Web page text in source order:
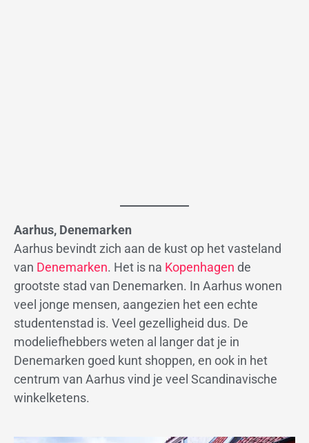
Aarhus, Denemarken
Aarhus bevindt zich aan de kust op het vasteland
van Denemarken. Het is na Kopenhagen de
grootste stad van Denemarken. In Aarhus wonen
veel jonge mensen, aangezien het een echte
studentenstad is. Veel gezelligheid dus. De
modeliefhebbers weten al langer dat je in
Denemarken goed kunt shoppen, en ook in het
centrum van Aarhus vind je veel Scandinavische
winkelketens.